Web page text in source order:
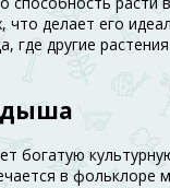
что делает его
где другие
богатую
в фольклоре